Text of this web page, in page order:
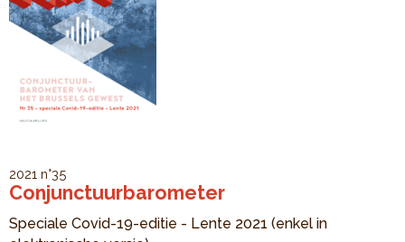
2021 n°35
Conjunctuurbarometer
Speciale Covid-19-editie - Lente 2021 (enkel in